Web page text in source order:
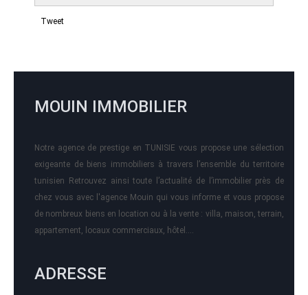
Tweet
MOUIN IMMOBILIER
Notre agence de prestige en TUNISIE vous propose une sélection
exigeante de biens immobiliers à travers l’ensemble du territoire
tunisien Retrouvez ainsi toute l’actualité de l’immobilier près de
chez vous avec l'agence Mouin qui vous informe et vous propose
de nombreux biens en location ou à la vente : villa, maison, terrain,
appartement, locaux commerciaux, hôtel….
ADRESSE